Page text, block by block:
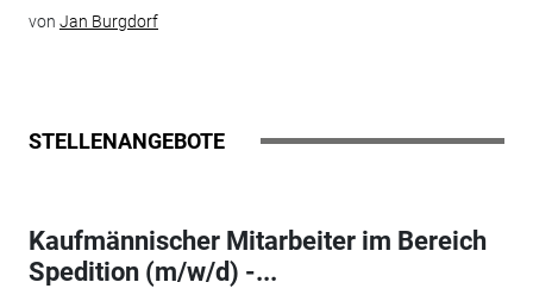
von Jan Burgdorf
STELLENANGEBOTE
Kaufmännischer Mitarbeiter im Bereich
Spedition (m/w/d) -...